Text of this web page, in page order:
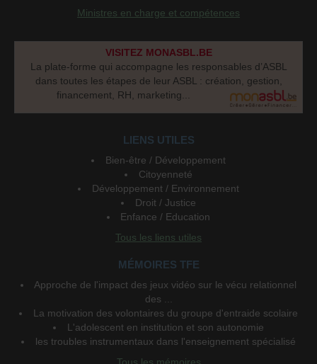
Ministres en charge et compétences
VISITEZ MONASBL.BE
La plate-forme qui accompagne les responsables d’ASBL
dans toutes les étapes de leur ASBL : création, gestion,
financement, RH, marketing...
LIENS UTILES
Bien-être / Développement
Citoyenneté
Développement / Environnement
Droit / Justice
Enfance / Education
Tous les liens utiles
MÉMOIRES TFE
Approche de l'impact des jeux vidéo sur le vécu relationnel
des ...
La motivation des volontaires du groupe d'entraide scolaire
L'adolescent en institution et son autonomie
les troubles instrumentaux dans l'enseignement spécialisé